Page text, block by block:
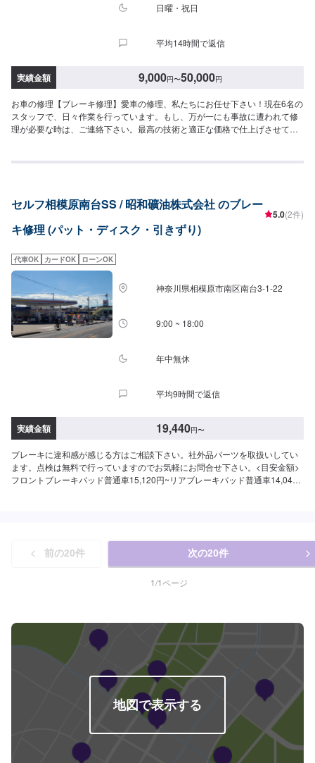
日曜・祝日
平均14時間で返信
実績金額 9,000円〜50,000円
お車の修理【ブレーキ修理】愛車の修理、私たちにお任せ下さい！現在6名の
スタッフで、日々作業を行っています。もし、万が一にも事故に遭われて修
理が必要な時は、ご連絡下さい。最高の技術と適正な価格で仕上げさせて頂
の持ち込み・販売も可能です！ご希望の方はパーツ詳細やお車の情報をオフ
代はお客様にご負担いただいております。<入庫受付可能日・営業時間>入庫
セルフ相模原南台SS / 昭和礦油株式会社 のブレー
キ修理 (パット・ディスク・引きずり)
5.0(2件)
代車OK カードOK ローンOK
神奈川県相模原市南区南台3-1-22
9:00 ~ 18:00
年中無休
平均9時間で返信
実績金額 19,440円〜
ブレーキに違和感が感じる方はご相談下さい。社外品パーツを取扱いしてい
ます。点検は無料で行っていますのでお気軽にお問合せ下さい。<目安金額>
フロントブレーキパッド普通車15,120円~リアブレーキパッド普通車14,040
前の20件 次の20件
1/1ページ
地図で表示する